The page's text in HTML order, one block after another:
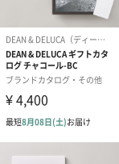
トなサイズ感で